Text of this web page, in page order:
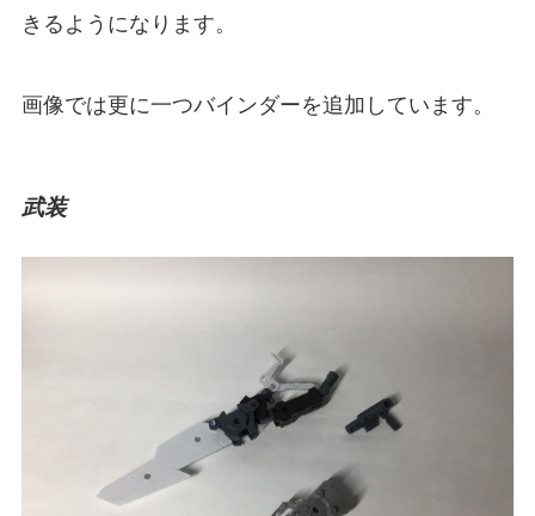
きるようになります。
画像では更に一つバインダーを追加しています。
武装